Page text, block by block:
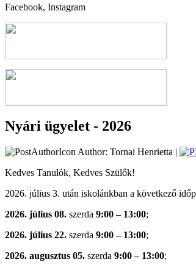
Facebook, Instagram
Nyári ügyelet - 2026
Author: Tornai Henrietta |
Kedves Tanulók, Kedves Szülők!
2026. július 3. után iskolánkban a következő
2026. július 08. szerda 9:00 – 13:00;
2026. július 22. szerda 9:00 – 13:00;
2026. augusztus 05. szerda 9:00 – 13:00;